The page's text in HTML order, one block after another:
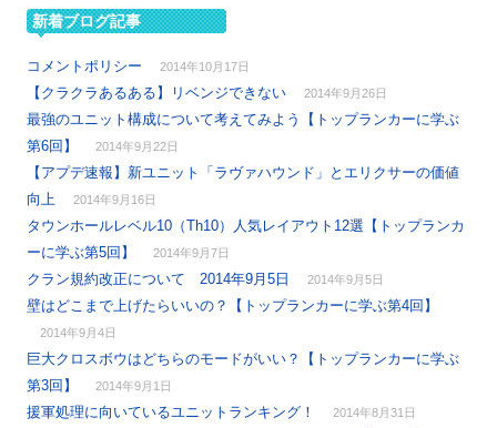
新着ブログ記事
コメントポリシー 2014年10月17日
【クラクラあるある】リベンジできない 2014年9月26日
最強のユニット構成について考えてみよう【トップランカーに学ぶ
第6回】
2014年9月22日
【アプデ速報】新ユニット「ラヴァハウンド」とエリクサーの価値
向上
2014年9月16日
タウンホールレベル10（Th10）人気レイアウト12選【トップランカ
ーに学ぶ第5回】
2014年9月7日
クラン規約改正について 2014年9月5日 2014年9月5日
壁はどこまで上げたらいいの？【トップランカーに学ぶ第4回】
2014年9月4日
巨大クロスボウはどちらのモードがいい？【トップランカーに学ぶ
第3回】
2014年9月1日
援軍処理に向いているユニットランキング！ 2014年8月31日